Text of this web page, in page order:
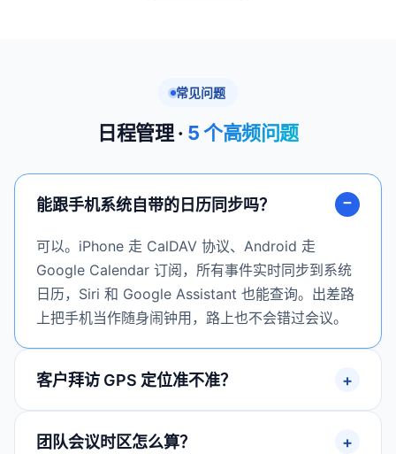
常见问题
日程管理 · 5 个高频问题
能跟手机系统自带的日历同步吗？
可以。iPhone 走 CalDAV 协议、Android 走
Google Calendar 订阅，所有事件实时同步到系统
日历，Siri 和 Google Assistant 也能查询。出差路
上把手机当作随身闹钟用，路上也不会错过会议。
客户拜访 GPS 定位准不准？
团队会议时区怎么算？